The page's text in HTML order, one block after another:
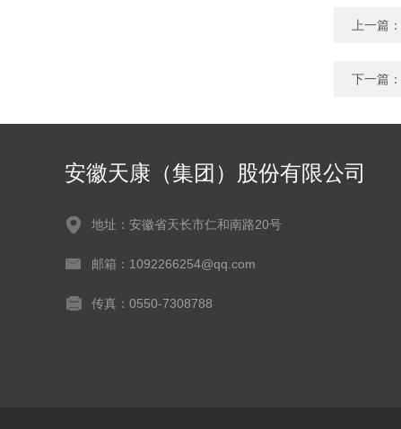
上一篇：
下一篇：
安徽天康（集团）股份有限公司
地址：安徽省天长市仁和南路20号
邮箱：1092266254@qq.com
传真：0550-7308788